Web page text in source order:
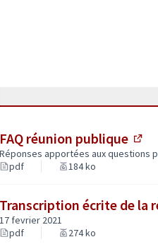
FAQ réunion publique
Réponses apportées aux questions
pdf
184 ko
Transcription écrite de la
17 fevrier 2021
pdf
274 ko